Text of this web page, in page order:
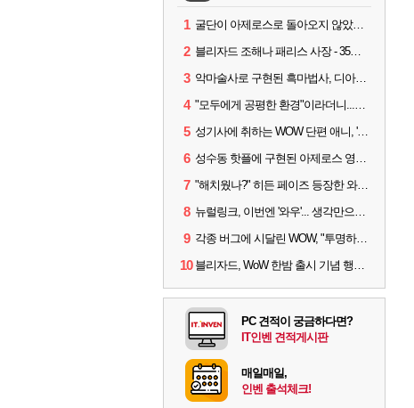
1 굴단이 아제로스로 돌아오지 않았다면? 와우 클래식+ 주목
2 블리자드 조해나 패리스 사장 - 35년 역사, 그리고 비전
3 악마술사로 구현된 흑마법사, 디아4 x 와우 콜라보 살펴보기
4 "모두에게 공평한 환경"이라더니...여전히 살아있는 애드온
5 성기사에 취하는 WOW 단편 애니, '신성한 모든 것'
6 성수동 핫플에 구현된 아제로스 영웅들의 안식처, WoW 홈스윗홈
7 "해치웠나?" 히든 페이즈 등장한 와우 '한밤', 세계 최초 킬은 '팀 리퀴드'
8 뉴럴링크, 이번엔 '와우'... 생각만으로 게임하는 시대 성큼
9 각종 버그에 시달린 WOW, "투명하고 신속한 소통과 대응 약속"
10 블리자드, WoW 한밤 출시 기념 행사 '홈스윗홈' 28일 개최
PC 견적이 궁금하다면?
IT인벤 견적게시판
매일매일,
인벤 출석체크!